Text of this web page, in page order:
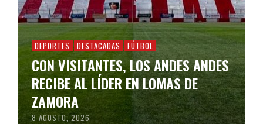
DEPORTES DESTACADAS FÚTBOL
CON VISITANTES, LOS ANDES ANDES
RECIBE AL LÍDER EN LOMAS DE
ZAMORA
8 AGOSTO, 2026